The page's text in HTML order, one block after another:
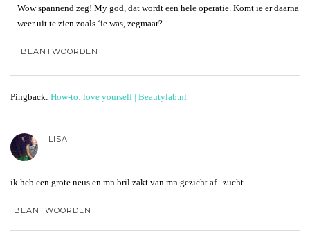
Wow spannend zeg! My god, dat wordt een hele operatie. Komt ie er daarna
weer uit te zien zoals ‘ie was, zegmaar?
BEANTWOORDEN
Pingback: How-to: love yourself | Beautylab.nl
LISA
ik heb een grote neus en mn bril zakt van mn gezicht af.. zucht
BEANTWOORDEN